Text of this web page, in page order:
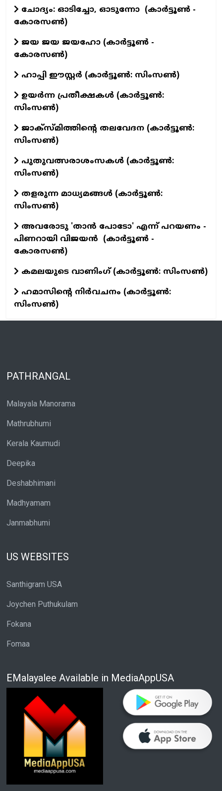
ചോദ്യം: ഓടിച്ചോ, ഓടുന്നോ (കാർട്ടൂൺ -
കോരസൺ)
ജയ ജയ ജയഹോ (കാർട്ടൂൺ -
കോരസൺ)
ഹാപ്പി ഈസ്റ്റര്‍ (കാര്‍ട്ടൂണ്‍: സിംസണ്‍)
ഉയര്‍ന്ന പ്രതീക്ഷകള്‍ (കാര്‍ട്ടൂണ്‍:
സിംസണ്‍)
ജാക്‌സ്മിത്തിന്റെ തലവേദന (കാര്‍ട്ടൂണ്‍:
സിംസണ്‍)
പുതുവത്സരാശംസകള്‍ (കാര്‍ട്ടൂണ്‍:
സിംസണ്‍)
തളരുന്ന മാധ്യമങ്ങള്‍ (കാര്‍ട്ടൂണ്‍:
സിംസണ്‍)
അവരോടു 'താൻ പോടോ' എന്ന് പറയണം -
പിണറായി വിജയൻ (കാർട്ടൂൺ -
കോരസൺ)
കമലയുടെ വാണിംഗ് (കാര്‍ട്ടൂണ്‍: സിംസണ്‍)
ഹമാസിന്റെ നിര്‍വചനം (കാര്‍ട്ടൂണ്‍:
സിംസണ്‍)
PATHRANGAL
Malayala Manorama
Mathrubhumi
Kerala Kaumudi
Deepika
Deshabhimani
Madhyamam
Janmabhumi
US WEBSITES
Santhigram USA
Joychen Puthukulam
Fokana
Fomaa
EMalayalee Available in MediaAppUSA